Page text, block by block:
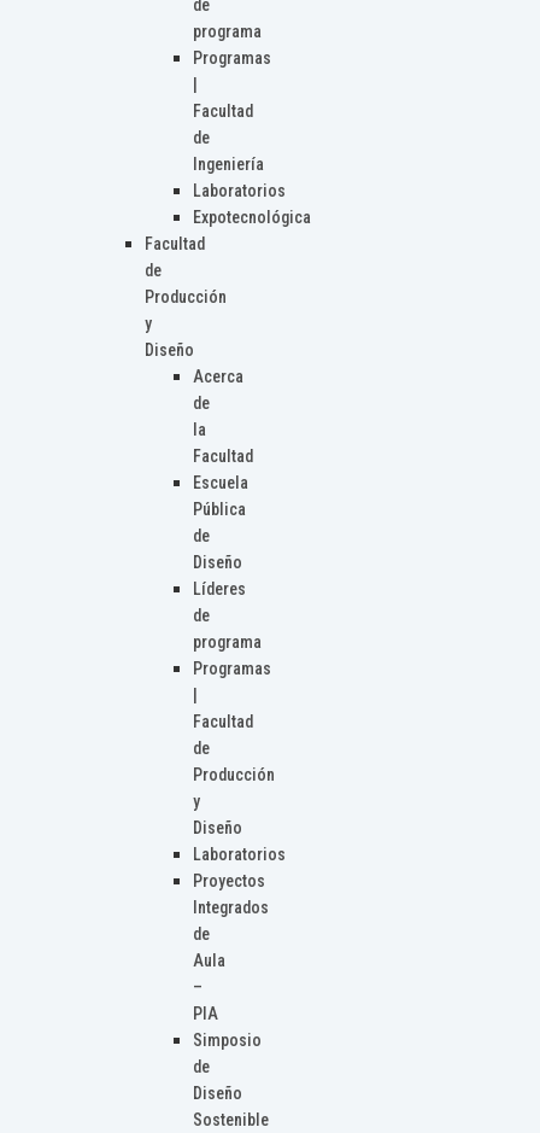
de
programa
Programas
Facultad
de
Ingeniería
Laboratorios
Expotecnológica
Facultad
de
Producción
y
Diseño
Acerca
de
la
Facultad
Escuela
Pública
de
Diseño
Líderes
de
programa
Programas
Facultad
de
Producción
y
Diseño
Laboratorios
Proyectos
Integrados
de
Aula
–
PIA
Simposio
de
Diseño
Sostenible